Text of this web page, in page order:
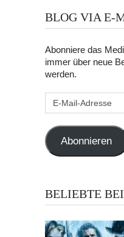
BLOG VIA E-
Abonniere das
immer über neue
werden.
Mail-
Abonnieren
BELIEBTE